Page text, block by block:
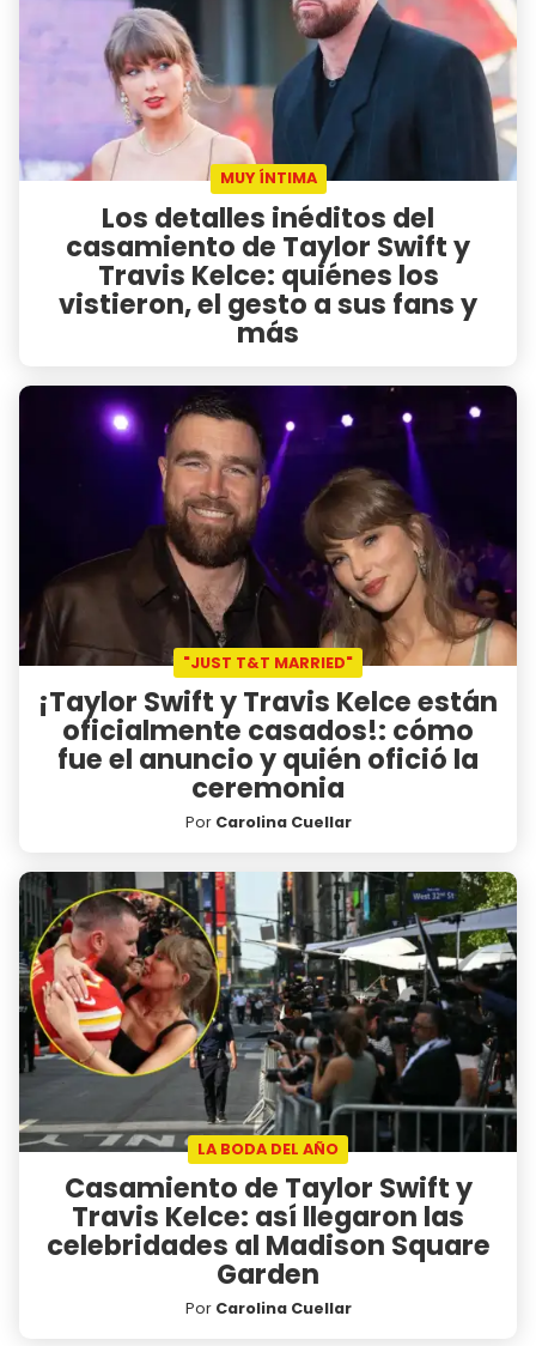
MUY ÍNTIMA
Los detalles inéditos del
casamiento de Taylor Swift y
Travis Kelce: quiénes los
vistieron, el gesto a sus fans y
más
"JUST T&T MARRIED"
¡Taylor Swift y Travis Kelce están
oficialmente casados!: cómo
fue el anuncio y quién ofició la
ceremonia
Por Carolina Cuellar
LA BODA DEL AÑO
Casamiento de Taylor Swift y
Travis Kelce: así llegaron las
celebridades al Madison Square
Garden
Por Carolina Cuellar